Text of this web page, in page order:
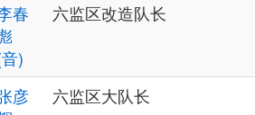
春
)
六监区改造队长
彦
六监区大队长